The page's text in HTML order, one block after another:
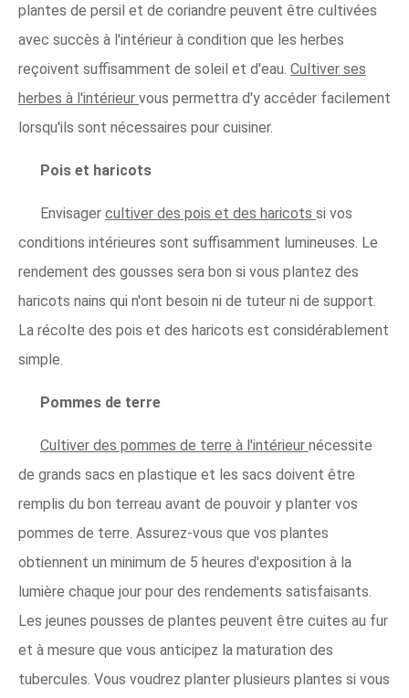
plantes de persil et de coriandre peuvent être cultivées
avec succès à l'intérieur à condition que les herbes
reçoivent suffisamment de soleil et d'eau. Cultiver ses
herbes à l'intérieur vous permettra d'y accéder facilement
lorsqu'ils sont nécessaires pour cuisiner.
Pois et haricots
Envisager cultiver des pois et des haricots si vos
conditions intérieures sont suffisamment lumineuses. Le
rendement des gousses sera bon si vous plantez des
haricots nains qui n'ont besoin ni de tuteur ni de support.
La récolte des pois et des haricots est considérablement
simple.
Pommes de terre
Cultiver des pommes de terre à l'intérieur nécessite
de grands sacs en plastique et les sacs doivent être
remplis du bon terreau avant de pouvoir y planter vos
pommes de terre. Assurez-vous que vos plantes
obtiennent un minimum de 5 heures d'exposition à la
lumière chaque jour pour des rendements satisfaisants.
Les jeunes pousses de plantes peuvent être cuites au fur
et à mesure que vous anticipez la maturation des
tubercules. Vous voudrez planter plusieurs plantes si vous